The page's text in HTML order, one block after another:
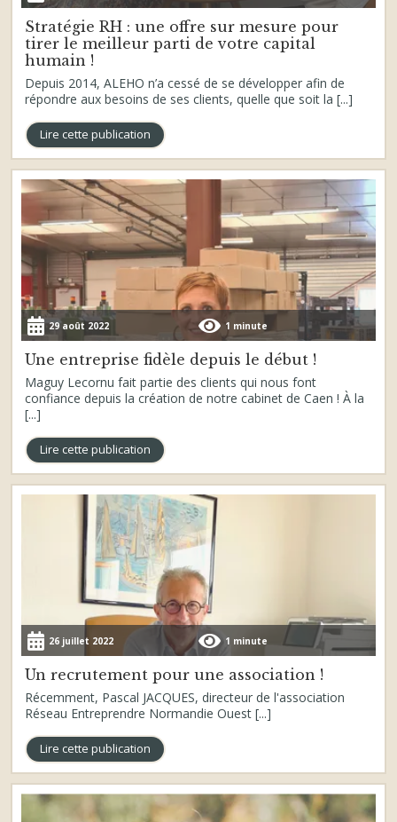
Stratégie RH : une offre sur mesure pour
tirer le meilleur parti de votre capital
humain !
Depuis 2014, ALEHO n’a cessé de se développer afin de
répondre aux besoins de ses clients, quelle que soit la [...]
Lire cette publication
29 août 2022 1 minute
Une entreprise fidèle depuis le début !
Maguy Lecornu fait partie des clients qui nous font
confiance depuis la création de notre cabinet de Caen ! À la
[...]
Lire cette publication
26 juillet 2022 1 minute
Un recrutement pour une association !
Récemment, Pascal JACQUES, directeur de l'association
Réseau Entreprendre Normandie Ouest [...]
Lire cette publication